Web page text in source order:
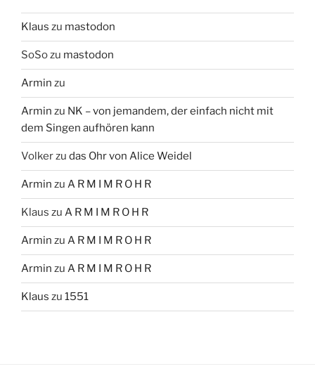
Klaus zu mastodon
SoSozu mastodon
Armin zu
Armin zu NK – von jemandem, der einfach nicht mit
dem Singen aufhören kann
Volkerzu das Ohr von Alice Weidel
Armin zu A R M I M R O H R
Klaus zu A R M I M R O H R
Armin zu A R M I M R O H R
Armin zu A R M I M R O H R
Klaus zu 1551